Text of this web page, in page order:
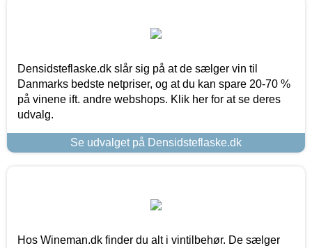
Densidsteflaske.dk slår sig på at de sælger vin til
Danmarks bedste netpriser, og at du kan spare 20-70 %
på vinene ift. andre webshops. Klik her for at se deres
udvalg.
Se udvalget på Densidsteflaske.dk
Hos Wineman.dk finder du alt i vintilbehør. De sælger